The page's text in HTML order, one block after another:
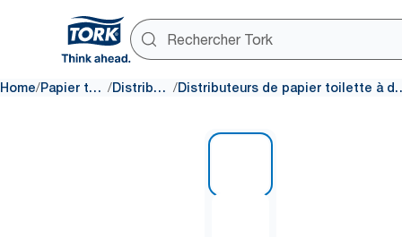
Home/ Papier toilette / Distributeurs / Distributeurs de